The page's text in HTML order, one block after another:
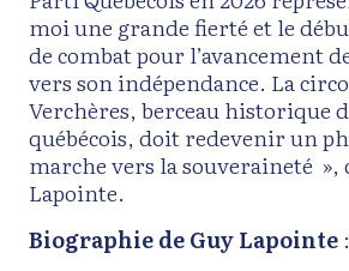
moi une grande fierté et le
de combat pour l’avancement
vers son indépendance. La
Verchères, berceau historique
québécois, doit redevenir un
marche vers la souveraineté
Lapointe.
Biographie de Guy Lapointe :